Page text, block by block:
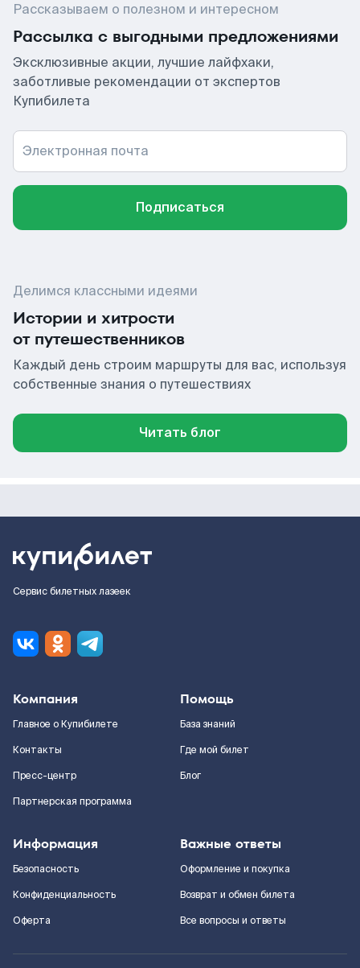
Рассказываем о полезном и интересном
Рассылка с выгодными предложениями
Эксклюзивные акции, лучшие лайфхаки,
заботливые рекомендации от экспертов
Купибилета
Электронная почта
Подписаться
Делимся классными идеями
Истории и хитрости
от путешественников
Каждый день строим маршруты для вас, используя
собственные знания о путешествиях
Читать блог
Сервис билетных лазеек
Компания
Главное о Купибилете
Контакты
Пресс-центр
Партнерская программа
Помощь
База знаний
Где мой билет
Блог
Информация
Безопасность
Конфиденциальность
Оферта
Важные ответы
Оформление и покупка
Возврат и обмен билета
Все вопросы и ответы